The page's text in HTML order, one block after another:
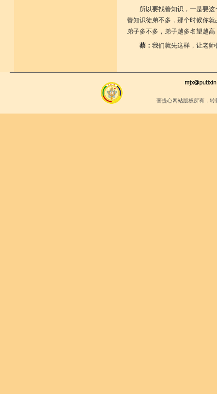
所以要找善知识，一是要这
善知识徒弟不多，那个时候你
弟子多不多，弟子越多名望越
蔡： 我们就先这样，让老师
菩提心网站版权所有，